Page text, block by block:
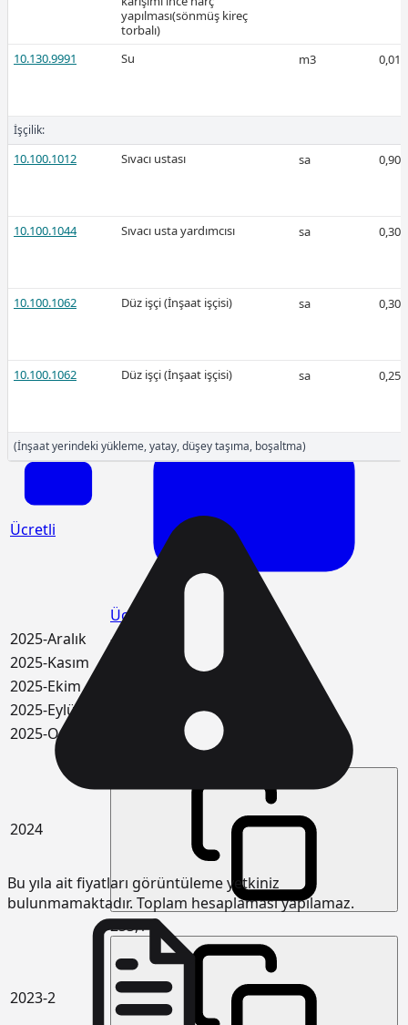
Ücretli
Ücretli
Ücretli
2025-Aralık
-
2025-Kasım
2025-Ekim
2025-Eylül
2025-Ocak
2024
2023-2
253,14
yapılması(sönmüş kireç
torbalı)
10.130.9991
Su m3 0,01
İşçilik:
10.100.1012 Sıvacı ustası sa 0,90
10.100.1044 Sıvacı usta yardımcısı sa 0,30
10.100.1062 Düz işçi (İnşaat işçisi) sa 0,30
10.100.1062 Düz işçi (İnşaat işçisi) sa 0,25
(İnşaat yerindeki yükleme, yatay, düşey taşıma, boşaltma)
Bu yıla ait fiyatları görüntüleme yetkiniz
bulunmamaktadır. Toplam hesaplaması yapılamaz.